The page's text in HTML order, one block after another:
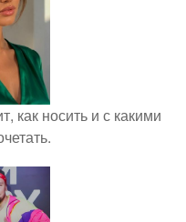
как носить и с какими